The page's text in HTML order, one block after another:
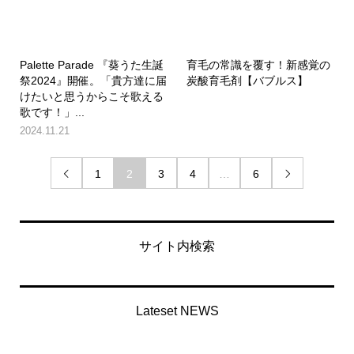
Palette Parade 『葵うた生誕
祭2024』開催。「貴方達に届
けたいと思うからこそ歌える
歌です！」...
2024.11.21
育毛の常識を覆す！新感覚の
炭酸育毛剤【バブルス】
 1 2 3 4 6 
サイト内検索
Lateset NEWS